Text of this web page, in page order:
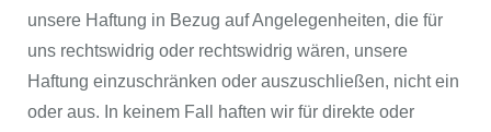
unsere Haftung in Bezug auf Angelegenheiten, die für
uns rechtswidrig oder rechtswidrig wären, unsere
Haftung einzuschränken oder auszuschließen, nicht ein
oder aus. In keinem Fall haften wir für direkte oder